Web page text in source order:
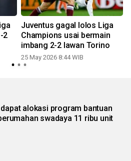
2
Juventus gagal lolos Liga
Champions usai bermain
imbang 2-2 lawan Torino
25 May 2026 8:44 WIB
alokasi program bantuan
swadaya 11 ribu unit